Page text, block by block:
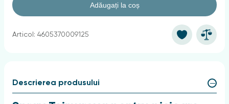
Adăugați la coș
Articol: 4605370009125
Descrierea produsului